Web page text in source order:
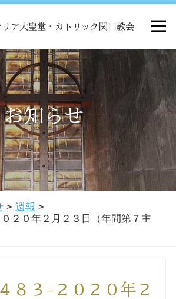
ア大聖堂・カトリック関口教会
お知らせ
> 週報 >
２０年２月２３日（年間第７主
８３-２０２０年２